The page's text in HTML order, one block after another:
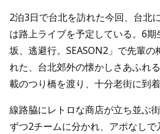
2泊3日で台北を訪れた今回、台北
は路上ライブを予定している。6
坂、逃避行。SEASON2」で先輩
れた、台北郊外の懐かしさあふれ
載のつり橋を渡り、十分老街に到着
線路脇にレトロな商店が立ち並ぶ
ずつ2チームに分かれ、アポなし